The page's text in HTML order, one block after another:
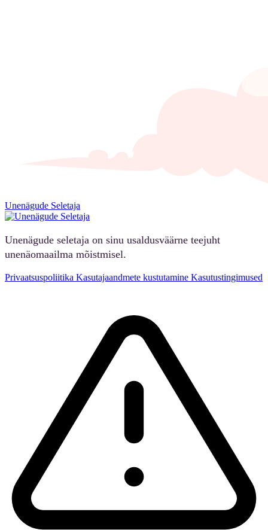
Unenägude Seletaja
Unenägude seletaja on sinu usaldusväärne teejuht
unenäomaailma mõistmisel.
Privaatsuspoliitika Kasutajaandmete kustutamine Kasutustingimused